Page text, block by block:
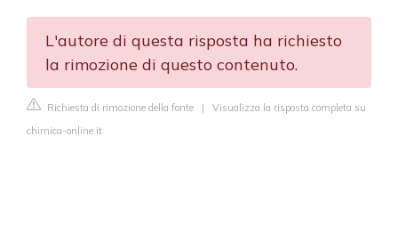
L'autore di questa risposta ha richiesto
la rimozione di questo contenuto.
Richiesta di rimozione della fonte | Visualizza la risposta completa su
chimica-online.it